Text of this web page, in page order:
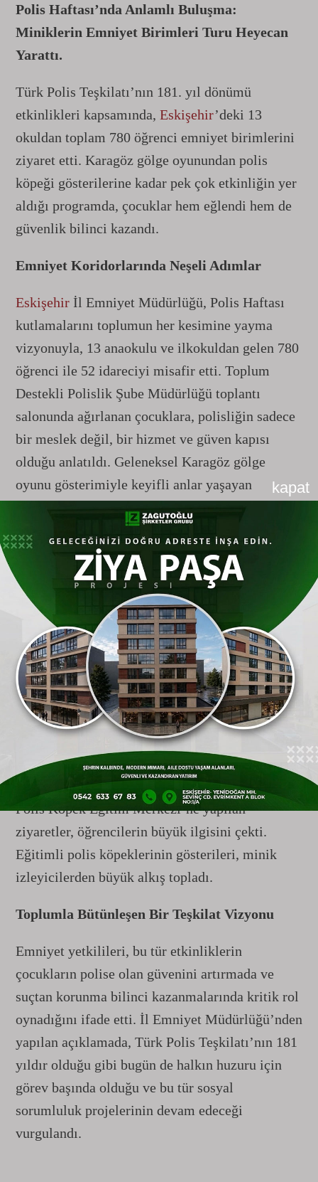
kapat
Polis Haftası’nda Anlamlı Buluşma:
Miniklerin Emniyet Birimleri Turu Heyecan
Yarattı.
Türk Polis Teşkilatı’nın 181. yıl dönümü
etkinlikleri kapsamında, Eskişehir’deki 13
okuldan toplam 780 öğrenci emniyet birimlerini
ziyaret etti. Karagöz gölge oyunundan polis
köpeği gösterilerine kadar pek çok etkinliğin yer
aldığı programda, çocuklar hem eğlendi hem de
güvenlik bilinci kazandı.
Emniyet Koridorlarında Neşeli Adımlar
Eskişehir İl Emniyet Müdürlüğü, Polis Haftası
kutlamalarını toplumun her kesimine yayma
vizyonuyla, 13 anaokulu ve ilkokuldan gelen 780
öğrenci ile 52 idareciyi misafir etti. Toplum
Destekli Polislik Şube Müdürlüğü toplantı
salonunda ağırlanan çocuklara, polisliğin sadece
bir meslek değil, bir hizmet ve güven kapısı
olduğu anlatıldı. Geleneksel Karagöz gölge
oyunu gösterimiyle keyifli anlar yaşayan
miniklere, günün anısına çeşitli hediyeler takdim
edilerek emniyet teşkilatına olan sevgileri
pekiştirildi.
Birimler Arası Keşif Yolculuğu
Etkinlik sadece salon programıyla sınırlı
kalmadı; öğrenciler emniyetin farklı birimlerini
de yerinde görme fırsatı buldu. Trafik Denetleme
Şube Müdürlüğü’nden Çevik Kuvvet Şube
Müdürlüğü’ne kadar pek çok noktayı gezen
çocuklar, polislik hizmetlerinin nasıl
yürütüldüğüne dair bilgiler aldı. Özellikle Bilgi
Teknolojileri ve Haberleşme Şube Müdürlüğü ile
Polis Köpek Eğitim Merkezi’ne yapılan
ziyaretler, öğrencilerin büyük ilgisini çekti.
Eğitimli polis köpeklerinin gösterileri, minik
izleyicilerden büyük alkış topladı.
Toplumla Bütünleşen Bir Teşkilat Vizyonu
Emniyet yetkilileri, bu tür etkinliklerin
çocukların polise olan güvenini artırmada ve
suçtan korunma bilinci kazanmalarında kritik rol
oynadığını ifade etti. İl Emniyet Müdürlüğü’nden
yapılan açıklamada, Türk Polis Teşkilatı’nın 181
yıldır olduğu gibi bugün de halkın huzuru için
görev başında olduğu ve bu tür sosyal
sorumluluk projelerinin devam edeceği
vurgulandı.